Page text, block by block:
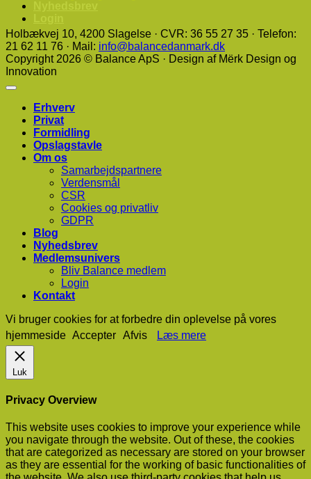
Holbækvej 10, ​4200 Slagelse · CVR: 36 55 27 35 · Telefon:
21 62 11 76 · Mail: info@balancedanmark.dk
Copyright 2026 © Balance ApS · Design af Mërk Design og
Innovation
Erhverv
Privat
Formidling
Opslagstavle
Om os
Samarbejdspartnere
Verdensmål
CSR
Cookies og privatliv
GDPR
Blog
Nyhedsbrev
Medlemsunivers
Bliv Balance medlem
Login
Kontakt
Vi bruger cookies for at forbedre din oplevelse på vores
hjemmeside Accepter Afvis Læs mere
Luk
Privacy Overview
This website uses cookies to improve your experience while
you navigate through the website. Out of these, the cookies
that are categorized as necessary are stored on your browser
as they are essential for the working of basic functionalities of